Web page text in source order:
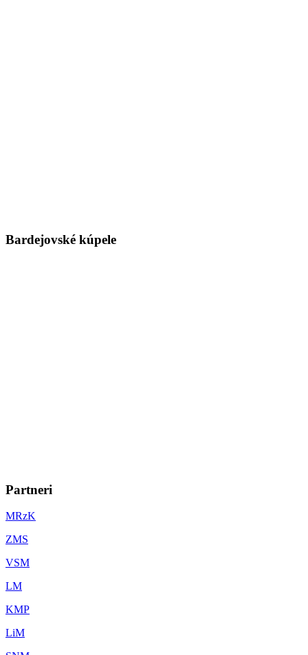
Bardejovské kúpele
Partneri
MRzK
ZMS
VSM
LM
KMP
LiM